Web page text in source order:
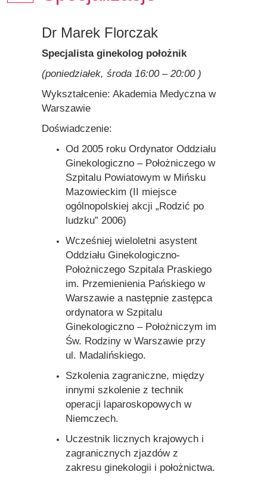
Dr Marek Florczak
Specjalista ginekolog położnik
(poniedziałek, środa 16:00 – 20:00 )
Wykształcenie: Akademia Medyczna w
Warszawie
Doświadczenie:
Od 2005 roku Ordynator Oddziału
Ginekologiczno – Położniczego w
Szpitalu Powiatowym w Mińsku
Mazowieckim (II miejsce
ogólnopolskiej akcji „Rodzić po
ludzku” 2006)
Wcześniej wieloletni asystent
Oddziału Ginekologiczno-
Położniczego Szpitala Praskiego
im. Przemienienia Pańskiego w
Warszawie a następnie zastępca
ordynatora w Szpitalu
Ginekologiczno – Położniczym im
Św. Rodziny w Warszawie przy
ul. Madalińskiego.
Szkolenia zagraniczne, między
innymi szkolenie z technik
operacji laparoskopowych w
Niemczech.
Uczestnik licznych krajowych i
zagranicznych zjazdów z
zakresu ginekologii i położnictwa.